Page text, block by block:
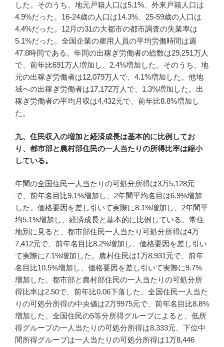
した。そのうち、地元戸籍人口は5.1%、外来戸籍人口は
4.9%だった。16-24歳の人口は14.3%、25-59歳の人口は
4.4%だった。12月の31の大都市の都市調査の失業率は
5.1%だった。全国企業の雇用人員の平均労働時間は週
47.8時間である。年間の出稼ぎ労働者の総数は29,251万人
で、前年比691万人増加し、2.4%増加した。そのうち、地
元の出稼ぎ労働者は12,079万人で、4.1%増加した。他地
域への出稼ぎ労働者は17,172万人で、1.3%増加した。出
稼ぎ労働者の平均月収は4,432元で、前年比8.8%増加し
た。
九、住民収入の増加と経済成長は基本的に比例してお
り、都市部と農村部住民の一人当たりの所得比率は縮小
している。
年間の全国住民一人当たりの可処分所得は3万5,128元
で、前年名目比9.1%増加し、2年間平均名目は6.9%増加
した。価格要因を差し引いて実際に8.1%増加し、2年間平
均5.1%増加し、経済成長と基本的に比例している。常住
地別に見ると、都市部住民一人当たり可処分所得は4万
7,412元で、前年名目比8.2%増加し、価格要因を差し引い
て実際に7.1%増加した。農村住民は1万8,931元で、前年
名目比10.5%増加し、価格要因を差し引いて実際に9.7%
増加した。都市部と農村部住民の一人当たりの可処分所
得比率は2.50で、前年比0.06下落した。全国住民一人当た
りの可処分所得の中央値は2万9975元で、前年名目比8.8%
増加した。全国住民の5等分所得グループによると、低所
得グループの一人当たりの可処分所得は8,333元、下位中
間所得グループは一人当たりの可処分所得は1万8,446